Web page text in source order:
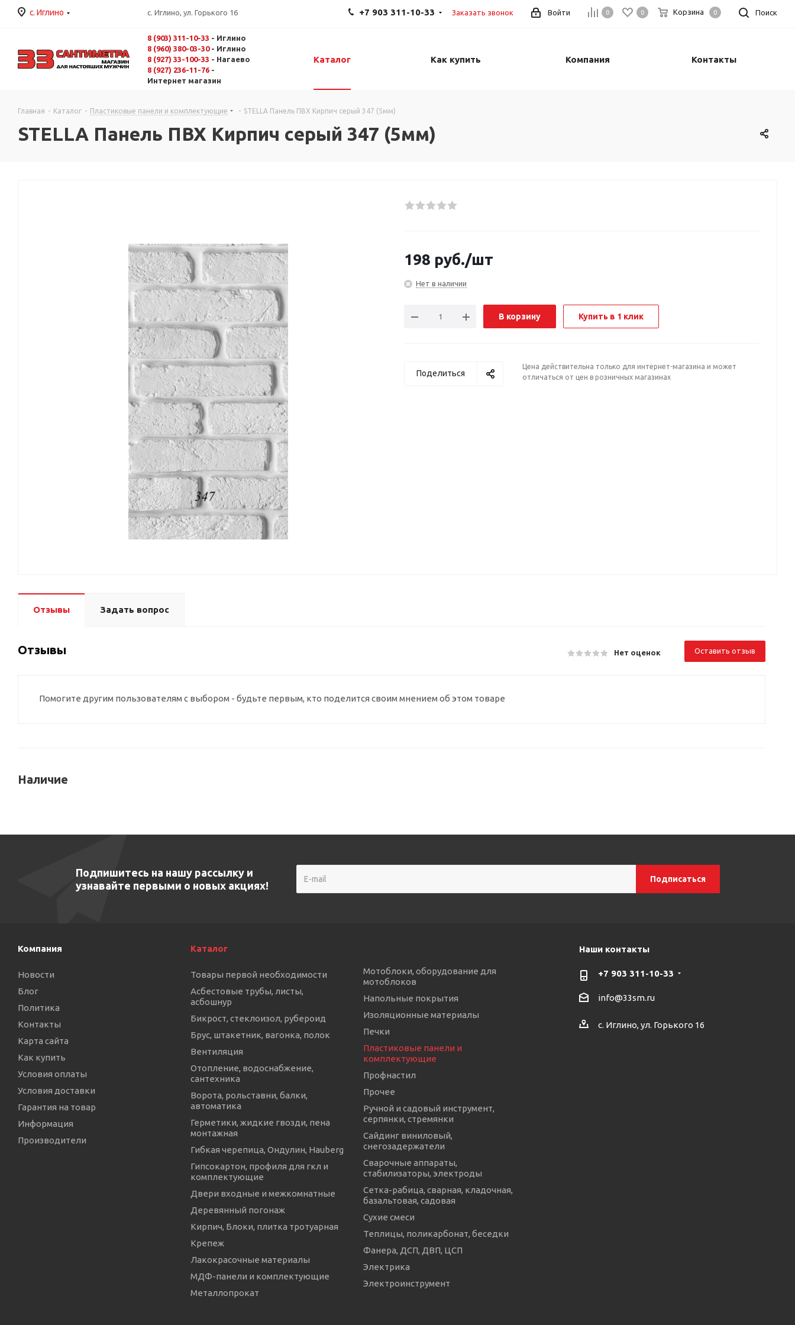
с. Иглино с. Иглино, ул. Горького 16 Поиск
0 0 Корзина 0
Войти
+7 903 311-10-33 Заказать звонок
8 (903) 311-10-33 - Иглино
8 (960) 380-03-30- Иглино
8 (927) 33-100-33 - Нагаево
8 (927) 236-11-76 -
Интернет магазин
Каталог Как купить Компания Контакты
Главная - Каталог - Пластиковые панели и комплектующие - STELLA Панель ПВХ Кирпич серый 347 (5мм)
STELLA Панель ПВХ Кирпич серый 347 (5мм)
198 руб./шт
Нет в наличии
В корзину Купить в 1 клик
Поделиться
Цена действительна только для интернет-магазина и может
отличаться от цен в розничных магазинах
Отзывы Задать вопрос
Отзывы Нет оценок Оставить отзыв
Помогите другим пользователям с выбором - будьте первым, кто поделится своим мнением об этом товаре
Наличие
Подпишитесь на нашу рассылку и
узнавайте первыми о новых акциях!
Компания
Новости
Блог
Политика
Контакты
Карта сайта
Как купить
Условия оплаты
Условия доставки
Гарантия на товар
Информация
Производители
Каталог
Товары первой необходимости
Асбестовые трубы, листы,
асбошнур
Бикрост, стеклоизол, рубероид
Брус, штакетник, вагонка, полок
Вентиляция
Отопление, водоснабжение,
сантехника
Ворота, рольставни, балки,
автоматика
Герметики, жидкие гвозди, пена
монтажная
Гибкая черепица, Ондулин, Hauberg
Гипсокартон, профиля для гкл и
комплектующие
Двери входные и межкомнатные
Деревянный погонаж
Кирпич, Блоки, плитка тротуарная
Крепеж
Лакокрасочные материалы
МДФ-панели и комплектующие
Металлопрокат
Мотоблоки, оборудование для
мотоблоков
Напольные покрытия
Изоляционные материалы
Печки
Пластиковые панели и
комплектующие
Профнастил
Прочее
Ручной и садовый инструмент,
серпянки, стремянки
Сайдинг виниловый,
снегозадержатели
Сварочные аппараты,
стабилизаторы, электроды
Сетка-рабица, сварная, кладочная,
базальтовая, садовая
Сухие смеси
Теплицы, поликарбонат, беседки
Фанера, ДСП, ДВП, ЦСП
Электрика
Электроинструмент
Наши контакты
+7 903 311-10-33
info@33sm.ru
с. Иглино, ул. Горького 16